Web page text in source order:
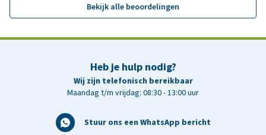
Bekijk alle beoordelingen
Heb je hulp nodig?
Wij zijn telefonisch bereikbaar
Maandag t/m vrijdag: 08:30 - 13:00 uur
Stuur ons een WhatsApp bericht